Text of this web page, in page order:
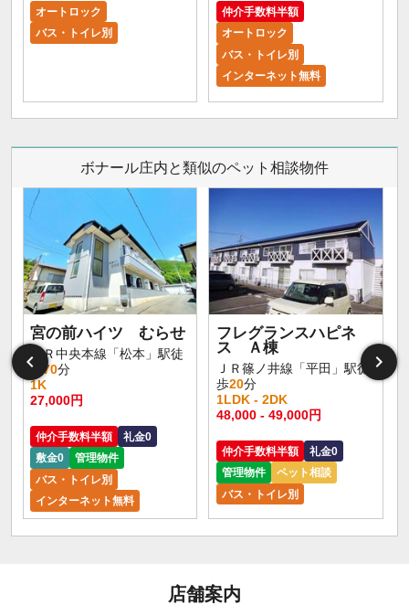
オートロック
バス・トイレ別
仲介手数料半額
オートロック
バス・トイレ別
インターネット無料
ボナール庄内と類似のペット相談物件
宮の前ハイツ むらせ
ＪＲ中央本線「松本」駅徒
歩
70分
1K
27,000円
仲介手数料半額
礼金0
敷金0
管理物件
バス・トイレ別
インターネット無料
フレグランスハピネ
ス Ａ棟
ＪＲ篠ノ井線「平田」駅徒
歩20分
1LDK - 2DK
48,000 - 49,000円
仲介手数料半額
礼金0
管理物件
ペット相談
バス・トイレ別
店舗案内